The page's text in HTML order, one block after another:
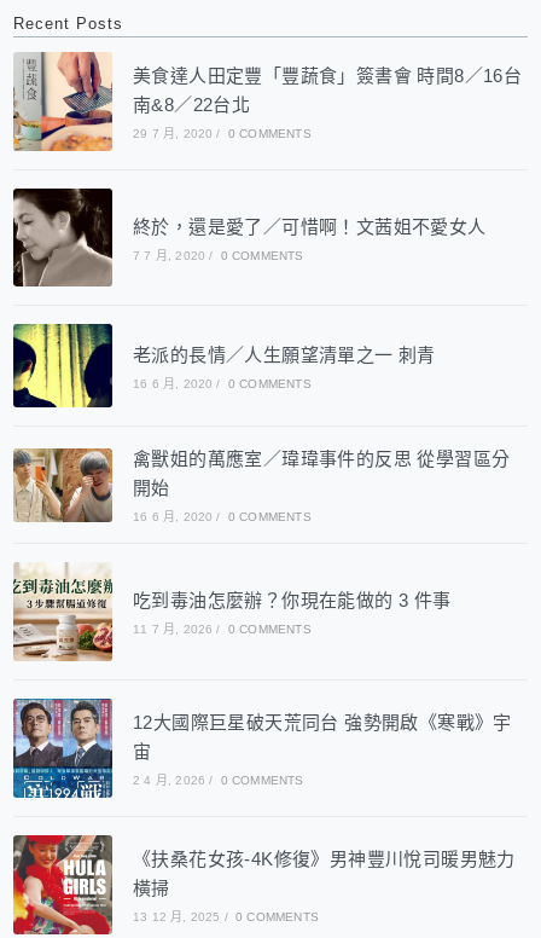
Recent Posts
美食達人田定豐「豐蔬食」簽書會 時間8／16台
南&8／22台北
29 7 月, 2020 / 0 COMMENTS
終於，還是愛了／可惜啊！文茜姐不愛女人
7 7 月, 2020 / 0 COMMENTS
老派的長情／人生願望清單之一 刺青
16 6 月, 2020 / 0 COMMENTS
禽獸姐的萬應室／瑋瑋事件的反思 從學習區分
開始
16 6 月, 2020 / 0 COMMENTS
吃到毒油怎麼辦？你現在能做的 3 件事
11 7 月, 2026 / 0 COMMENTS
12大國際巨星破天荒同台 強勢開啟《寒戰》宇
宙
2 4 月, 2026 / 0 COMMENTS
《扶桑花女孩-4K修復》男神豐川悅司暖男魅力
橫掃
13 12 月, 2025 / 0 COMMENTS